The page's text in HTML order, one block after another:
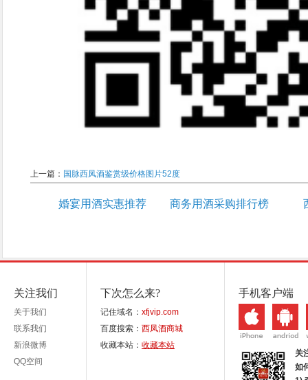
上一篇： 国脉西凤酒鉴赏级价格图片52度
婚宴用酒实惠推荐 商务用酒采购排行榜
关注我们
关于我们
联系我们
新浪微博
QQ空间
下次怎么来?
记住域名： xfjvip.com
百度搜索： 西凤酒商城
收藏本站： 收藏本站
手机客户端
关
如